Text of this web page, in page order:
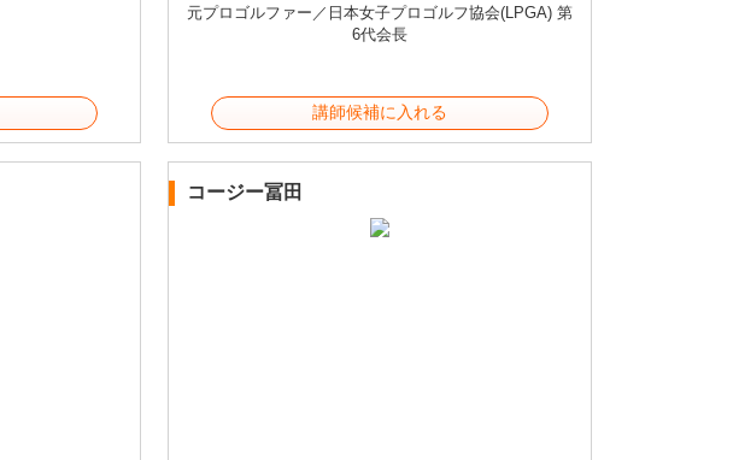
元プロゴルファー／日本女子プロゴルフ協会(LPGA) 第
6代会長
講師候補に入れる
コージー冨田